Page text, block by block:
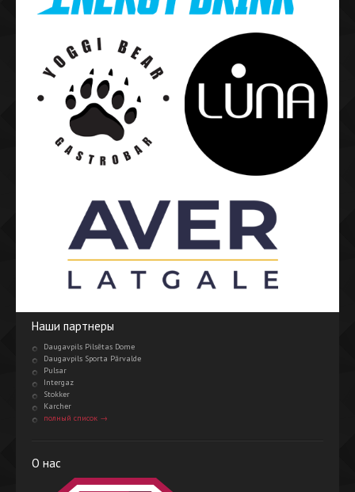
Наши партнеры
Daugavpils Pilsētas Dome
Daugavpils Sporta Pārvalde
Pulsar
Intergaz
Stokker
Karcher
полный список →
О нас